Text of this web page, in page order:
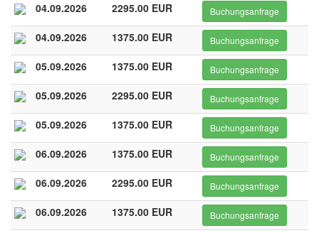
04.09.2026 2295.00 EUR Buchungsanfrage
04.09.2026 1375.00 EUR Buchungsanfrage
05.09.2026 1375.00 EUR Buchungsanfrage
05.09.2026 2295.00 EUR Buchungsanfrage
05.09.2026 1375.00 EUR Buchungsanfrage
06.09.2026 1375.00 EUR Buchungsanfrage
06.09.2026 2295.00 EUR Buchungsanfrage
06.09.2026 1375.00 EUR Buchungsanfrage